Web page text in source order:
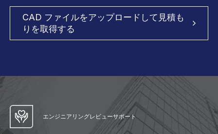
CAD ファイルをアップロードして見積も
りを取得する
エンジニアリングレビューサポート